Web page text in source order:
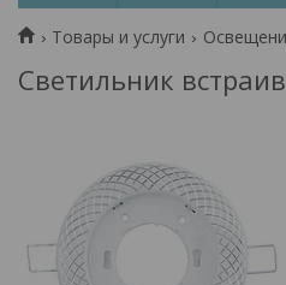
Товары и услуги
Светильник